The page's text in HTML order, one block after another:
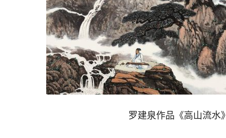
罗建泉作品《高山流水》